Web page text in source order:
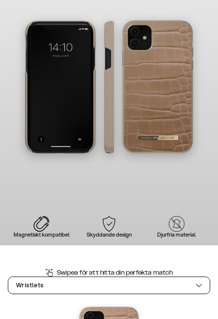
Magnetiskt kompatibel Skyddande design Djurfria material
Swipea för att hitta din perfekta match
Wristlets